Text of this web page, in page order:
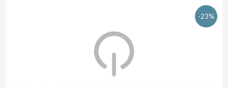
-23%